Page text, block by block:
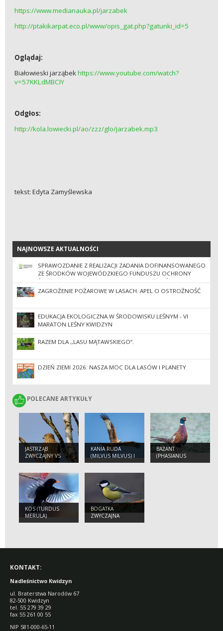
https://www.medianauka.pl/jarzabek
http://ptakikarpat.eco.pl/www/opis_gat.php?gatunki_id=5
Oglądaj:
Białowieski jarząbekhttps://www.youtube.com/watch?
v=57KKLdMBCIY
Odgłos:
http://kola.lowiecki.pl/ao/zzz/glo/jarzabek.mp3
tekst: Edyta Zamyślewska
NAJNOWSZE AKTUALNOŚCI
NAJNOWSZE AKTUALNOŚCI
SPRAWOZDANIE Z REALIZACJI ZADANIA DOFINANSOWANEGO
ZE ŚRODKÓW WOJEWÓDZKIEGO FUNDUSZU OCHRONY
ŚRODOWISKA I GOSPODARKI WODNEJ W GDAŃSKU.
ZAGROŻENIE POŻAROWE W LASACH. APEL O OSTROŻNOŚĆ
EDUKACJA EKOLOGICZNA W ŚRODOWISKU LEŚNYM - VI
MARATON LEŚNY KWIDZYN
RAZEM DLA ,,LASU MĄTAWSKIEGO”.
DZIEŃ ZIEMI 2026: NASZA MOC DLA LASÓW I PLANETY
POLECANE ARTYKUŁY
POLECANE ARTYKUŁY
JASTRZĄB
ZWYCZAJNY VS
MYSZOŁÓW
KANIA RUDA
(MILVUS MILVUS) I
KANIA CZARNA
BAŻANT
(PHASIANUS
COLCHICUS)
KOS (TURDUS
MERULA)
BOGATKA
ZWYCZAJNA
(PARUS MAJOR)
KONTAKT:
Nadleśnictwo Kwidzyn
ul. Braterstwa Narodów 67
82-500 Kwidzyn
tel. 55 279 39 29
fax 55 261 00 55
NIP 581-000-65-11